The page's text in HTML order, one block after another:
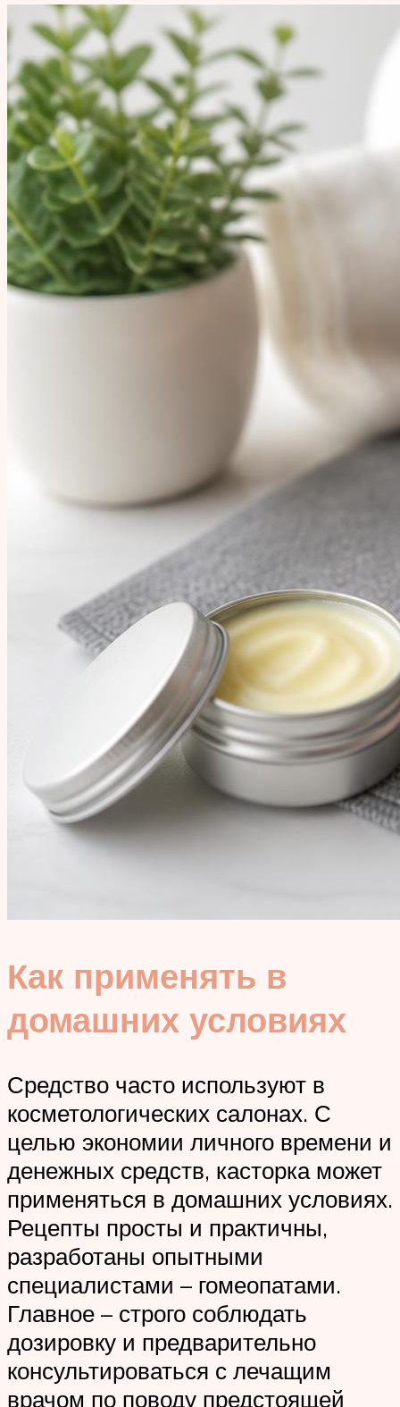
Как применять в
домашних условиях
Средство часто используют в
косметологических салонах. С
целью экономии личного времени и
денежных средств, касторка может
применяться в домашних условиях.
Рецепты просты и практичны,
разработаны опытными
специалистами – гомеопатами.
Главное – строго соблюдать
дозировку и предварительно
консультироваться с лечащим
врачом по поводу предстоящей